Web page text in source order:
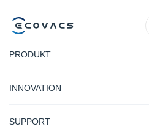
PRODUKT
INNOVATION
SUPPORT